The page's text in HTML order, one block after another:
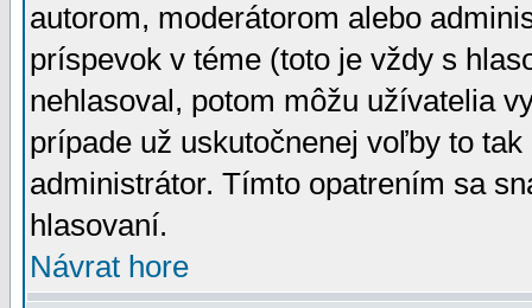
autorom, moderátorom alebo
príspevok v téme (toto je vždy s
nehlasoval, potom môžu užívatelia
prípade už uskutočnenej voľby to
administrátor. Tímto opatrením sa
hlasovaní.
Návrat hore